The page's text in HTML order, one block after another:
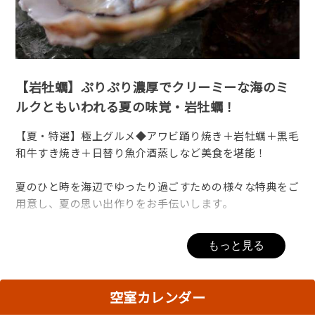
【岩牡蠣】ぷりぷり濃厚でクリーミーな海のミ
ルクともいわれる夏の味覚・岩牡蠣！
【夏・特選】極上グルメ◆アワビ踊り焼き＋岩牡蠣＋黒毛
和牛すき焼き＋日替り魚介酒蒸しなど美食を堪能！
夏のひと時を海辺でゆったり過ごすための様々な特典をご
用意し、夏の思い出作りをお手伝いします。
◆自家製味噌を塗って焼くから柔らかになるアワビを、目
◆プリプリ＆大粒の岩ガキ（加熱）をお一人様に一つずつ
もっと見る
空室カレンダー